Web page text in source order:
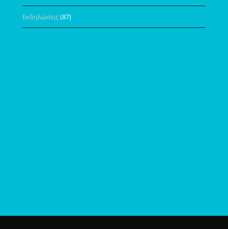
Εκδηλώσεις(87)